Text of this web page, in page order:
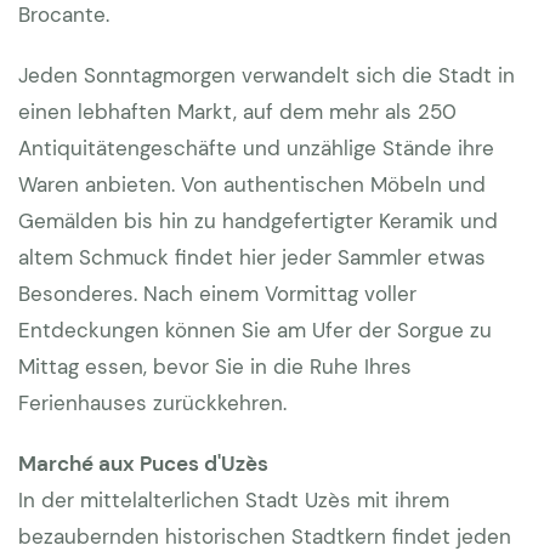
Brocante.
Jeden Sonntagmorgen verwandelt sich die Stadt in
einen lebhaften Markt, auf dem mehr als 250
Antiquitätengeschäfte und unzählige Stände ihre
Waren anbieten. Von authentischen Möbeln und
Gemälden bis hin zu handgefertigter Keramik und
altem Schmuck findet hier jeder Sammler etwas
Besonderes. Nach einem Vormittag voller
Entdeckungen können Sie am Ufer der Sorgue zu
Mittag essen, bevor Sie in die Ruhe Ihres
Ferienhauses zurückkehren.
Marché aux Puces d'Uzès
In der mittelalterlichen Stadt Uzès mit ihrem
bezaubernden historischen Stadtkern findet jeden